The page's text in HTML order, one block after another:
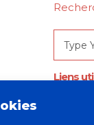
for:
Liens